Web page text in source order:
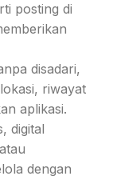
posting di
disadari,
riwayat
aplikasi.
digital
dengan